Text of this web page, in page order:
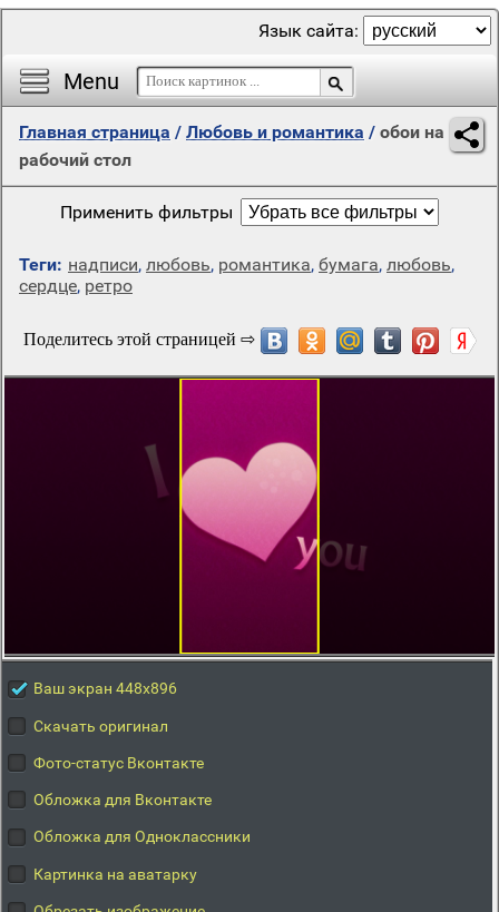
Menu
Язык сайта:
Главная страница / Любовь и романтика / обои на
рабочий стол
Применить фильтры
Теги: надписи, любовь, романтика, бумага, любовь,
сердце, ретро
Ваш экран 448x896
Скачать оригинал
Фото-статус Вконтакте
Обложка для Вконтакте
Обложка для Одноклассники
Картинка на аватарку